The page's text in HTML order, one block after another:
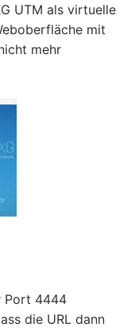
UTM als virtuelle
mit
mehr
Port 4444
die URL dann